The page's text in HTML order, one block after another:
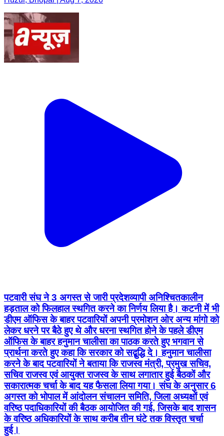
पटवारी संघ ने 3 अगस्त से जारी प्रदेशव्यापी अनिश्चितकालीन
हड़ताल को फिलहाल स्थगित करने का निर्णय लिया है। कटनी में भी
डीएम ऑफिस के बाहर पटवारियों अपनी प्रमोशन ओर अन्य मांगो को
लेकर धरने पर बैठे हुए थे और धरना स्थगित होने के पहले डीएम
ऑफिस के बाहर हनुमान चालीसा का पाठक करते हुए भगवान से
प्रार्थना करते हुए कहा कि सरकार को सद्बुद्धि दे। हनुमान चालीसा
करने के बाद पटवारियों ने बताया कि राजस्व मंत्री, प्रमुख सचिव,
सचिव राजस्व एवं आयुक्त राजस्व के साथ लगातार हुई बैठकों और
सकारात्मक चर्चा के बाद यह फैसला लिया गया। संघ के अनुसार 6
अगस्त को भोपाल में आंदोलन संचालन समिति, जिला अध्यक्षों एवं
वरिष्ठ पदाधिकारियों की बैठक आयोजित की गई, जिसके बाद शासन
के वरिष्ठ अधिकारियों के साथ करीब तीन घंटे तक विस्तृत चर्चा
हुई।